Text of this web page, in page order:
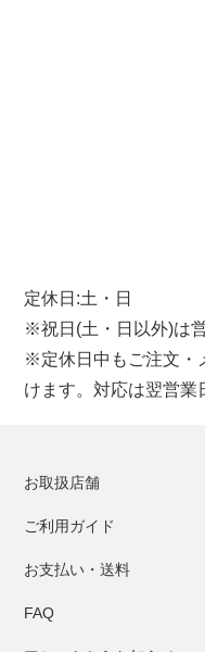
定休日:土・日
※祝日(土・日以外)は
※定休日中もご注文・
けます。対応は翌営業
お取扱店舗
ご利用ガイド
お支払い・送料
FAQ